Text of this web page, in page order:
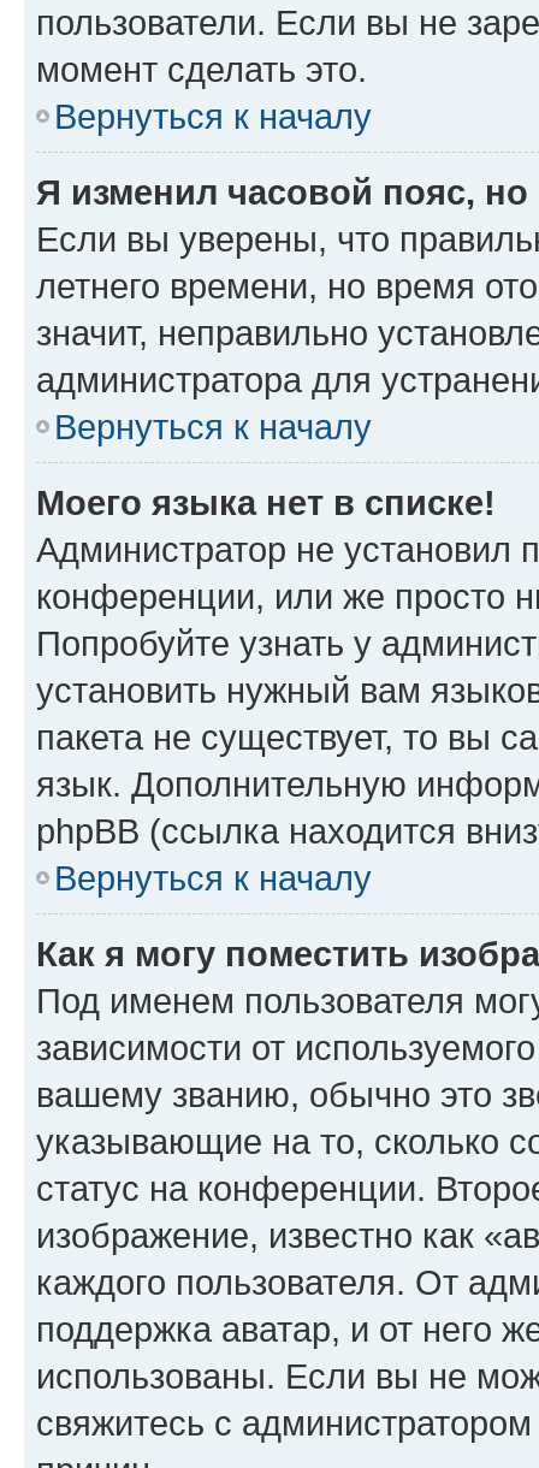
пользователи. Если вы не
момент сделать это.
Вернуться к началу
Я изменил часовой пояс,
Если вы уверены, что
летнего времени, но время
значит, неправильно
администратора для
Вернуться к началу
Моего языка нет в списке!
Администратор не установил
конференции, или же просто
Попробуйте узнать у
установить нужный вам
пакета не существует, то вы
язык. Дополнительную
phpBB (ссылка находится
Вернуться к началу
Как я могу поместить
Под именем пользователя
зависимости от
вашему званию, обычно это
указывающие на то, сколько
статус на конференции.
изображение, известно как
каждого пользователя. От
поддержка аватар, и от него
использованы. Если вы не
свяжитесь с